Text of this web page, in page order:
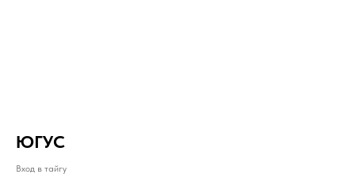
ЮГУС
Вход в тайгу